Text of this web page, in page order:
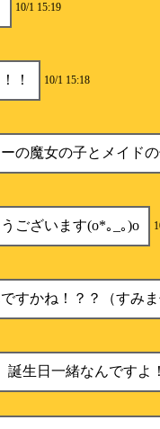
10/1 15:19
！ 10/1 15:18
の魔女の子とメイド
ございます(o*｡_｡)o
すかね！？？（すみ
誕生日一緒なんですよ